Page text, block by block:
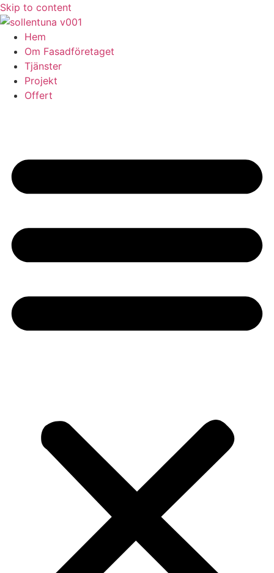
Skip to content
Hem
Om Fasadföretaget
Tjänster
Projekt
Offert